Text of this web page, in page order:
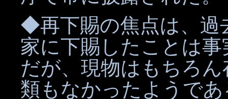
◆再下賜の焦点は、過
家に下賜したことは
だが、現物はもちろ
類もなかったようで